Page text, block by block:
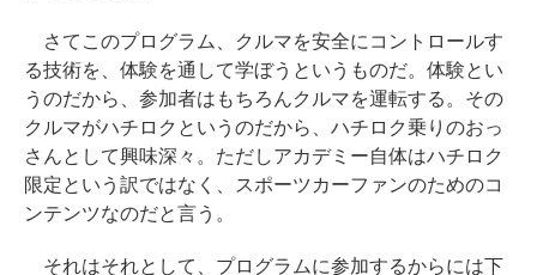
さてこのプログラム、クルマを安全にコントロールす
る技術を、体験を通して学ぼうというものだ。体験とい
うのだから、参加者はもちろんクルマを運転する。その
クルマがハチロクというのだから、ハチロク乗りのおっ
さんとして興味深々。ただしアカデミー自体はハチロク
限定という訳ではなく、スポーツカーファンのためのコ
ンテンツなのだと言う。
それはそれとして、プログラムに参加するからには下